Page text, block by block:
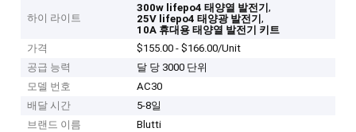
하이 라이트
300w lifepo4 태양열 발전기,
25V lifepo4 태양광 발전기,
10A 휴대용 태양열 발전기 키트
가격
$155.00 - $166.00/Unit
공급 능력
달 당 3000 단위
모델 번호
AC30
배달 시간
5-8일
브랜드 이름
Blutti